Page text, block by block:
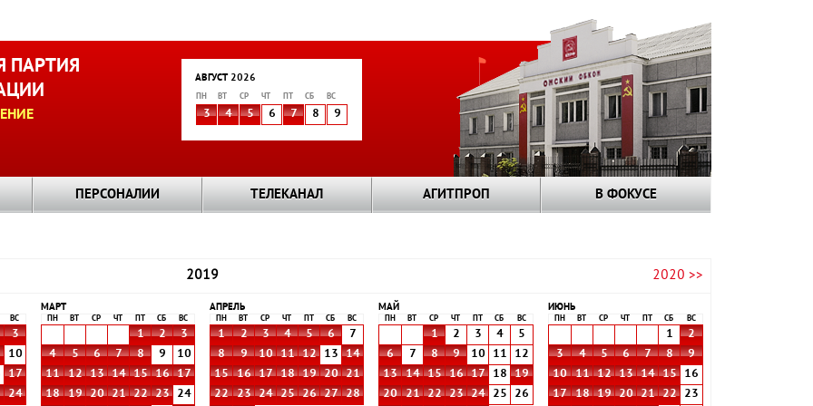
ПАРТИЯ
АВГУСТ 2026
ПН ВТ СР ЧТ СБ ВС
3 4 5 6 7 8 9
ПЕРСОНАЛИИ ТЕЛЕКАНАЛ АГИТПРОП В ФОКУСЕ
2019 2020 >>
ВС
3
10
17
24
МАРТ
ПН ВТ СР ЧТ СБ ВС
1 2
3
4
5 6 7 8 9
10
11
12 13 14 15 16
17
18
19 20 21 22 23
24
АПРЕЛЬ
ПН ВТ СР ЧТ СБ ВС
1 2 3 4 5 6
7
8
9 10 11 12 13
14
15
16 17 18 19 20
21
22
23 24 25 26 27
28
МАЙ
ПН ВТ СР ЧТ СБ ВС
1 2 3 4
5
6
7 8 9 10 11
12
13
14 15 16 17 18
19
20
21 22 23 24 25
26
ИЮНЬ
ПН ВТ СР ЧТ СБ ВС
1
2
3
4 5 6 7 8
9
10
11 12 13 14 15
16
17
18 19 20 21 22
23